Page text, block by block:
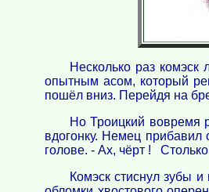
Несколько раз
опытным асом, который
пошёл вниз. Перейдя на
Но Троицкий вовремя
вдогонку. Немец прибавил
голове. - Ах, чёрт !
Комэск стиснул зубы